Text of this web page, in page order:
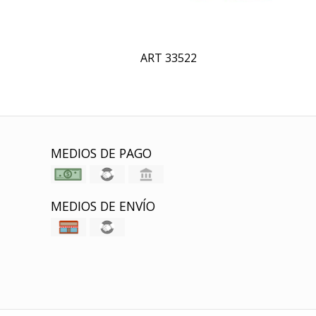
ART 33522
MEDIOS DE PAGO
MEDIOS DE ENVÍO